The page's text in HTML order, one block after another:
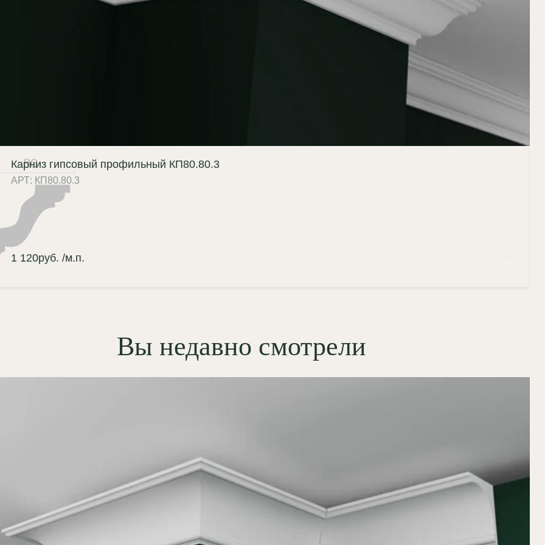
поверхность без пор и
100% природный
материал (КМ0);
в цвет потолка или
для эффекта монолита.
в монолитную линию по
и обеспечивает аккуратную,
выверенную кромку.
80
Карниз гипсовый профильный КП80.80.3
АРТ: КП80.80.3
1 120руб. /м.п.
Вы недавно смотрели